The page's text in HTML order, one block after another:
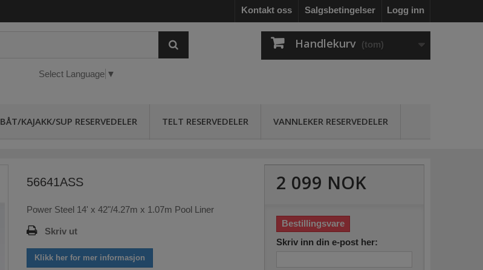
Logg inn
Salgsbetingelser
Kontakt oss
Handlekurv (tom)
Select Language ▼
BÅT/KAJAKK/SUP RESERVEDELER TELT RESERVEDELER VANNLEKER RESERVEDELER
56641ASS
Power Steel 14' x 42"/4.27m x 1.07m Pool Liner
Skriv ut
Klikk her for mer informasjon
2 099 NOK
Bestillingsvare
Skriv inn din e-post her: